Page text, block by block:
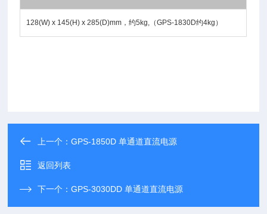
128(W) x 145(H) x 285(D)mm，约5kg,（GPS-1830D约4kg）
上一个：GPS-1850D 单通道直流电源
返回列表
下一个：GPS-3030DD 单通道直流电源